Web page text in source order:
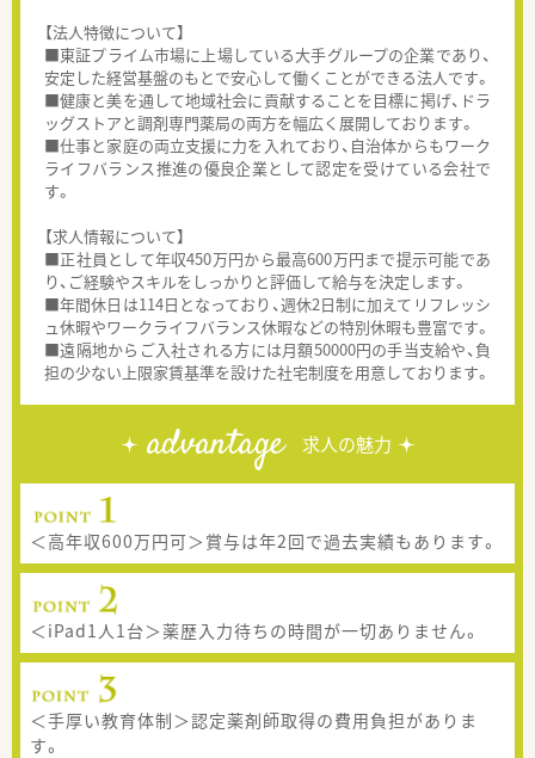
【法人特徴について】
■東証プライム市場に上場している大手グループの企業であり、
安定した経営基盤のもとで安心して働くことができる法人です。
■健康と美を通して地域社会に貢献することを目標に掲げ、ドラ
ッグストアと調剤専門薬局の両方を幅広く展開しております。
■仕事と家庭の両立支援に力を入れており、自治体からもワーク
ライフバランス推進の優良企業として認定を受けている会社で
す。
【求人情報について】
■正社員として年収450万円から最高600万円まで提示可能であ
り、ご経験やスキルをしっかりと評価して給与を決定します。
■年間休日は114日となっており、週休2日制に加えてリフレッシ
ュ休暇やワークライフバランス休暇などの特別休暇も豊富です。
■遠隔地からご入社される方には月額50000円の手当支給や、負
担の少ない上限家賃基準を設けた社宅制度を用意しております。
advantage 求人の魅力
＜高年収600万円可＞賞与は年2回で過去実績もあります。
＜iPad1人1台＞薬歴入力待ちの時間が一切ありません。
＜手厚い教育体制＞認定薬剤師取得の費用負担がありま
す。